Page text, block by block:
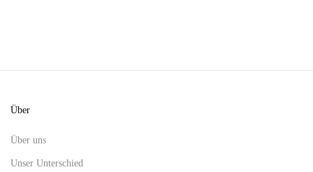
Über
Über uns
Unser Unterschied